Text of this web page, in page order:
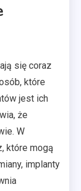
się coraz
które
jest ich
że
W
które mogą
implanty